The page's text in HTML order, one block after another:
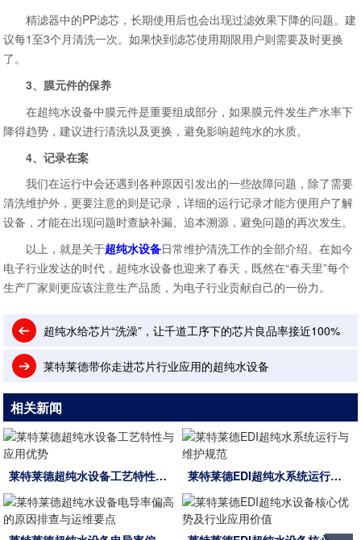
精滤器中的PP滤芯，长期使用后也会出现过滤效果下降的问题。建
议每1至3个月清洗一次。如果快到滤芯使用期限用户则需要及时更换
了。
3、膜元件的保养
在超纯水设备中膜元件是重要组成部分，如果膜元件发生产水率下
降得趋势，建议进行清洗以及更换，避免影响超纯水的水质。
4、记录在案
我们在运行中会还遇到各种原因引发出的一些故障问题，除了需要
清洗维护外，更要注意的则是记录，详细的运行记录才能方便用户了解
设备，才能在出现问题时查缺补漏、追本溯源，避免问题的再次发生。
以上，就是关于超纯水设备日常维护清洗工作的全部介绍。在如今
电子行业发达的时代，超纯水设备也迎来了春天，既然在“春天里”每个
生产厂家则更应该注意生产品质，为电子行业贡献自己的一份力。
超纯水给芯片“洗澡”，让千道工序下的芯片良品率接近100%
莱特莱德带你走进芯片行业应用的超纯水设备
相关新闻
莱特莱德超纯水设备工艺特性与应用优势 莱特莱德EDI超纯水系统运行与维护规范